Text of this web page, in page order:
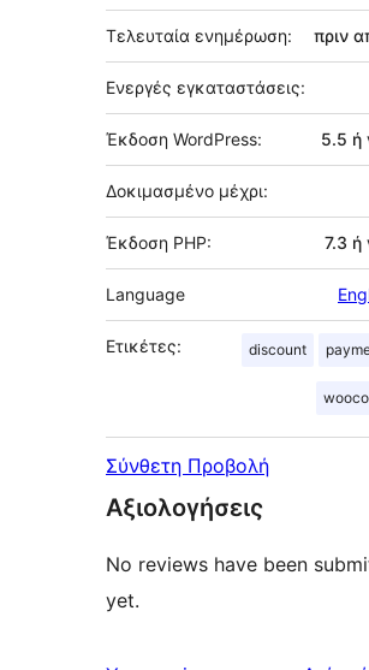
Τελευταία ενημέρωση: πριν
Ενεργές εγκαταστάσεις:
Έκδοση WordPress: 5.5 ή
Δοκιμασμένο μέχρι:
Έκδοση PHP: 7.3 ή
Language
Ετικέτες: discount
Σύνθετη Προβολή
Αξιολογήσεις
No reviews have been
yet.